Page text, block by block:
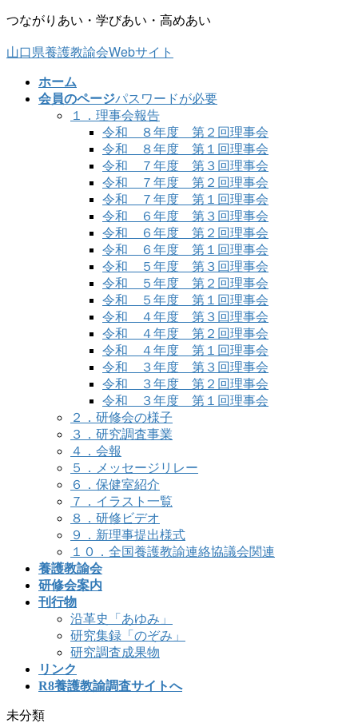
コ
テ
ナ
ゲ
つながりあい・学びあい・高めあい
山口県養護教諭会Webサイト
ホーム
会員のページパスワードが必要
１．理事会報告
令和 ８年度 第２回理事会
令和 ８年度 第１回理事会
令和 ７年度 第３回理事会
令和 ７年度 第２回理事会
令和 ７年度 第１回理事会
令和 ６年度 第３回理事会
令和 ６年度 第２回理事会
令和 ６年度 第１回理事会
令和 ５年度 第３回理事会
令和 ５年度 第２回理事会
令和 ５年度 第１回理事会
令和 ４年度 第３回理事会
令和 ４年度 第２回理事会
令和 ４年度 第１回理事会
令和 ３年度 第３回理事会
令和 ３年度 第２回理事会
令和 ３年度 第１回理事会
２．研修会の様子
３．研究調査事業
４．会報
５．メッセージリレー
６．保健室紹介
７．イラスト一覧
８．研修ビデオ
９．新理事提出様式
１０．全国養護教諭連絡協議会関連
養護教諭会
研修会案内
刊行物
沿革史「あゆみ」
研究集録「のぞみ」
研究調査成果物
リンク
R8養護教諭調査サイトへ
未分類